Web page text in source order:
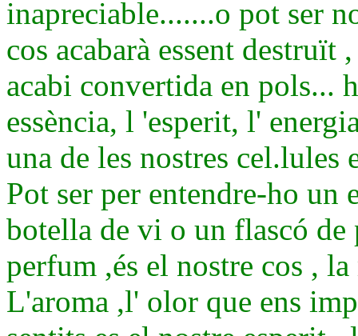
inapreciable.......o pot ser
cos acabarà essent destruït
acabi convertida en pols...
essència, l 'esperit, l'
una de les nostres cel.lules
Pot ser per entendre-ho un
botella de vi o un flascó
perfum ,és el nostre cos ,
L'aroma ,l' olor que ens